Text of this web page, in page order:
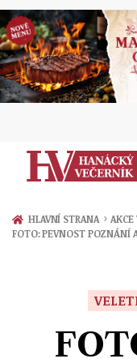
Zprávy
Ekonomika
Sport
HLAVNÍ STRANA › AKCE
FOTO: PEVNOST POZNÁNÍ